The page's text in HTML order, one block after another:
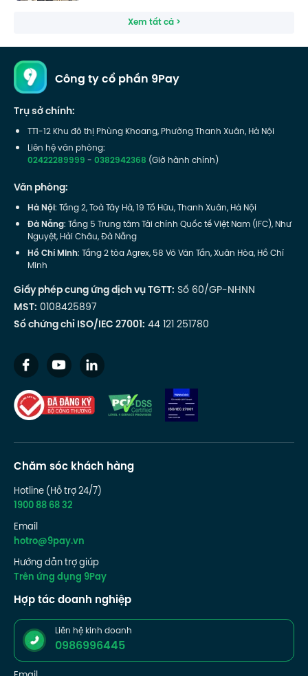
Xem tất cả >
Công ty cổ phần 9Pay
Trụ sở chính:
TT1-12 Khu đô thị Phùng Khoang, Phường Thanh Xuân, Hà Nội
Liên hệ văn phòng:
02422289999-0382942368 (Giờ hành chính)
Văn phòng:
Hà Nội: Tầng 2, Toà Tây Hà, 19 Tố Hữu, Thanh Xuân, Hà Nội
Đà Nẵng: Tầng 5 Trung tâm Tài chính Quốc tế Việt Nam (IFC), Như
Nguyệt, Hải Châu, Đà Nẵng
Hồ Chí Minh: Tầng 2 tòa Agrex, 58 Võ Văn Tần, Xuân Hòa, Hồ Chí
Minh
Giấy phép cung ứng dịch vụ TGTT: Số 60/GP-NHNN
MST: 0108425897
Số chứng chỉ ISO/IEC 27001: 44 121 251780
Chăm sóc khách hàng
Hotline (Hỗ trợ 24/7)
1900 88 68 32
Email
hotro@9pay.vn
Hướng dẫn trợ giúp
Trên ứng dụng 9Pay
Hợp tác doanh nghiệp
Liên hệ kinh doanh
0986996445